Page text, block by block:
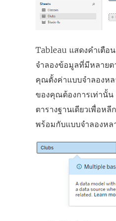
Tableau แสดงคำเตือ
จำลองข้อมูลที่มีหลายต
คุณตั้งค่าแบบจำลองห
ของคุณต้องการเท่านั้
ตารางฐานเดียวเพื่อห
พร้อมกับแบบจำลองหล